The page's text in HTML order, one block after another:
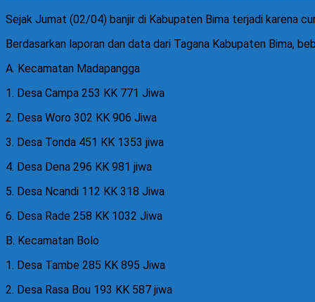
Sejak Jumat (02/04) banjir di Kabupaten Bima terjadi karena
Berdasarkan laporan dan data dari Tagana Kabupaten Bima,
A. Kecamatan Madapangga
1. Desa Campa 253 KK 771 Jiwa
2. Desa Woro 302 KK 906 Jiwa
3. Desa Tonda 451 KK 1353 jiwa
4. Desa Dena 296 KK 981 jiwa
5. Desa Ncandi 112 KK 318 Jiwa
6. Desa Rade 258 KK 1032 Jiwa
B. Kecamatan Bolo
1. Desa Tambe 285 KK 895 Jiwa
2. Desa Rasa Bou 193 KK 587 jiwa